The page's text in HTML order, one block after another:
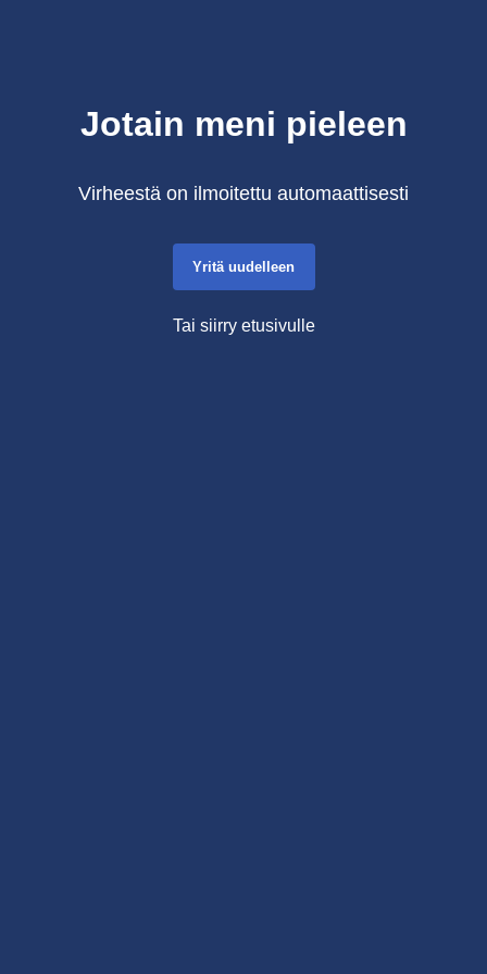
Jotain meni pieleen
Virheestä on ilmoitettu automaattisesti
Yritä uudelleen
Tai siirry etusivulle